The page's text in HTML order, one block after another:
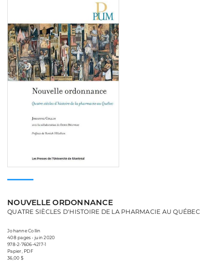
NOUVELLE ORDONNANCE
QUATRE SIÈCLES D'HISTOIRE DE LA PHARMACIE AU QUÉBEC
Johanne Collin
408 pages • juin 2020
978-2-7606-4217-1
Papier, PDF
36,00 $